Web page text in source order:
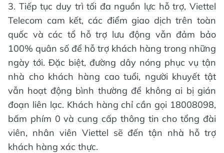
3. Tiếp tục duy trì tối đa nguồn lực hỗ trợ, Viettel
Telecom cam kết, các điểm giao dịch trên toàn
quốc và các tổ hỗ trợ lưu động vẫn đảm bảo
100% quân số để hỗ trợ khách hàng trong những
ngày tới. Đặc biệt, đường dây nóng phục vụ tận
nhà cho khách hàng cao tuổi, người khuyết tật
vẫn hoạt động bình thường để không ai bị gián
đoạn liên lạc. Khách hàng chỉ cần gọi 18008098,
bấm phím 0 và cung cấp thông tin cho tổng đài
viên, nhân viên Viettel sẽ đến tận nhà hỗ trợ
khách hàng xác thực.